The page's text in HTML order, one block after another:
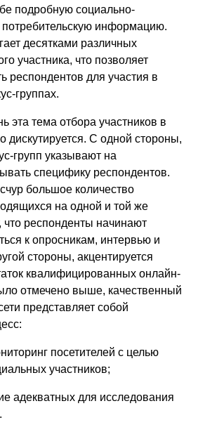
подробную социально-
информацию.
десятками различных
участника, что позволяет
респондентов для участия в
группах.
эта тема отбора участников в
дискутируется. С одной стороны,
групп указывают на
специфику респондентов.
большое количество
на одной и той же
что респонденты начинают
к опросникам, интервью и
стороны, акцентируется
квалифицированных онлайн-
отмечено выше, качественный
представляет собой
посетителей с целью
участников;
адекватных для исследования